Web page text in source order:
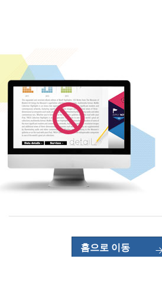
홈으로 이동